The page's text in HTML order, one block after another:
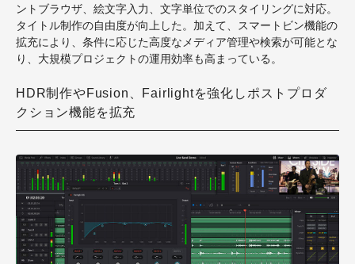
ントブラウザ、絵文字入力、文字単位でのスタイリングに対応。
タイトル制作の自由度が向上した。加えて、スマートビン機能の
拡充により、条件に応じた高度なメディア管理や検索が可能とな
り、大規模プロジェクトの運用効率も高まっている。
HDR制作やFusion、Fairlightを強化しポストプロダ
クション機能を拡充